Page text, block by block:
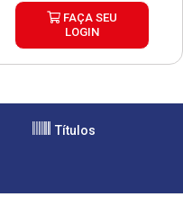
FAÇA SEU
LOGIN
Títulos